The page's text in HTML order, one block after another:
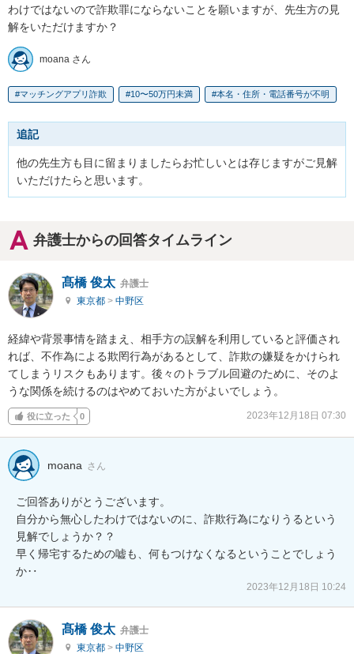
わけではないので詐欺罪にならないことを願いますが、先生方の見
解をいただけますか？
moana さん
マッチングアプリ詐欺 10〜50万円未満 本名・住所・電話番号が不明
追記
他の先生方も目に留まりましたらお忙しいとは存じますがご見解
いただけたらと思います。
弁護士からの回答タイムライン
髙橋 俊太 弁護士
東京都 > 中野区
経緯や背景事情を踏まえ、相手方の誤解を利用していると評価され
れば、不作為による欺罔行為があるとして、詐欺の嫌疑をかけられ
てしまうリスクもあります。後々のトラブル回避のために、そのよ
うな関係を続けるのはやめておいた方がよいでしょう。
役に立った 0 2023年12月18日 07:30
moana さん
ご回答ありがとうございます。
自分から無心したわけではないのに、詐欺行為になりうるという
見解でしょうか？？
早く帰宅するための嘘も、何もつけなくなるということでしょう
か‥
2023年12月18日 10:24
髙橋 俊太 弁護士
東京都 > 中野区